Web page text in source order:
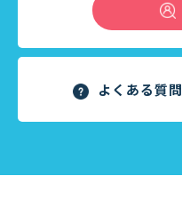
よくある質問